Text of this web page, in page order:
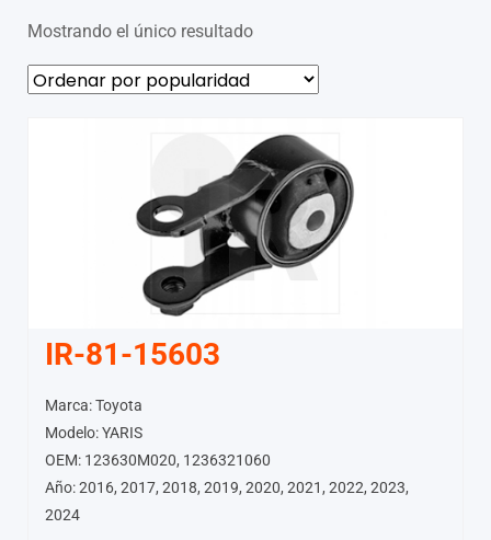
Mostrando el único resultado
IR-81-15603
Marca: Toyota
Modelo: YARIS
OEM: 123630M020, 1236321060
Año: 2016, 2017, 2018, 2019, 2020, 2021, 2022, 2023,
2024